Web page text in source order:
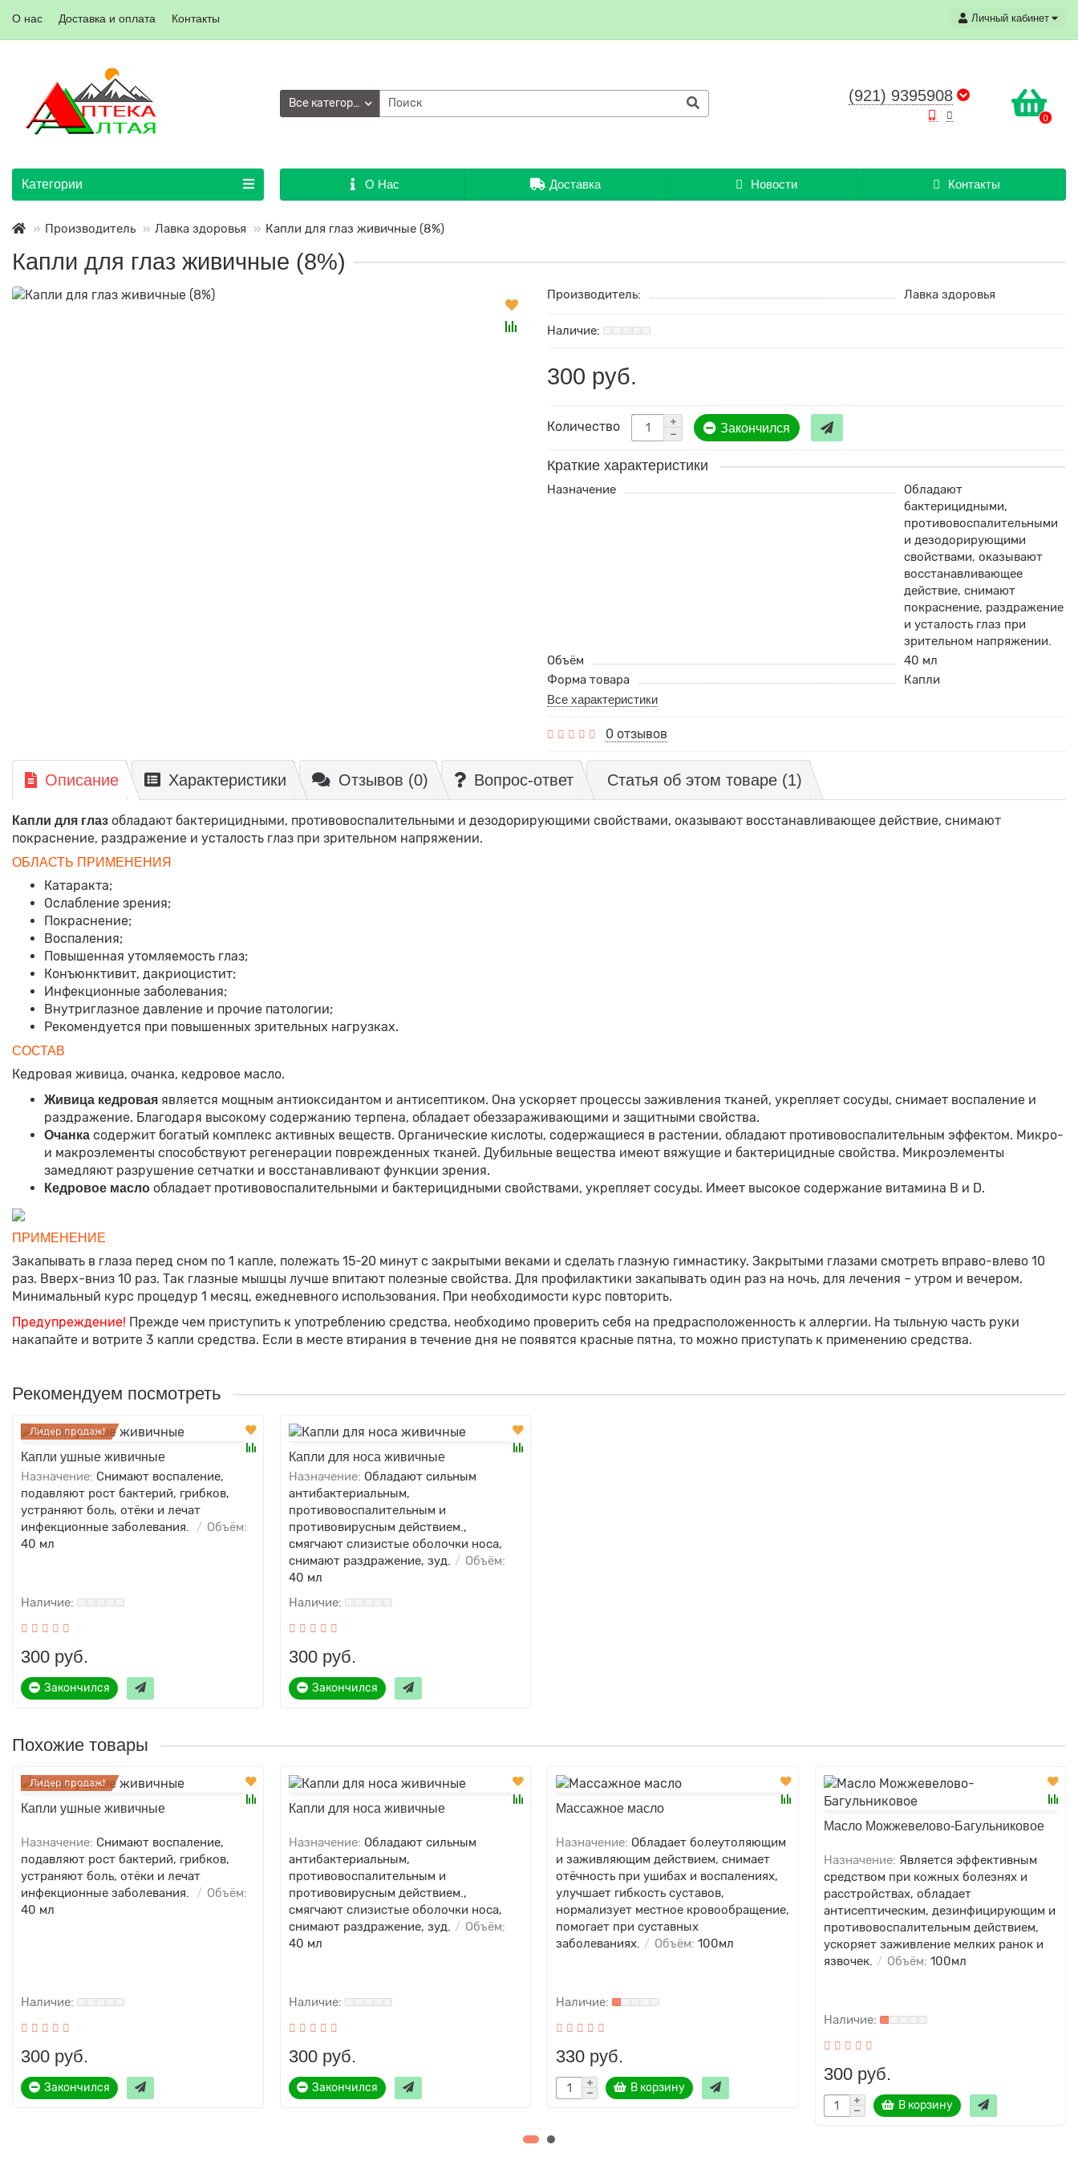
Личный кабинет
О нас Доставка и оплата Контакты
(921) 9395908
0
Все категории
Категории О Нас Доставка Новости Контакты
Производитель Лавка здоровья Капли для глаз живичные (8%)
Капли для глаз живичные (8%)
Производитель: Лавка здоровья
300 руб.
Количество Закончился
Краткие характеристики
Назначение
Обладают
бактерицидными,
противовоспалительными
и дезодорирующими
свойствами, оказывают
восстанавливающее
действие, снимают
покраснение, раздражение
и усталость глаз при
зрительном напряжении.
Объём
40 мл
Форма товара
Капли
Все характеристики
0 отзывов
Описание Характеристики Отзывов (0) Вопрос-ответ Статья об этом товаре (1)
Капли для глаз обладают бактерицидными, противовоспалительными и дезодорирующими свойствами, оказывают восстанавливающее действие, снимают
покраснение, раздражение и усталость глаз при зрительном напряжении.
ОБЛАСТЬ ПРИМЕНЕНИЯ
Катаракта;
Ослабление зрения;
Покраснение;
Воспаления;
Повышенная утомляемость глаз;
Конъюнктивит, дакриоцистит;
Инфекционные заболевания;
Внутриглазное давление и прочие патологии;
Рекомендуется при повышенных зрительных нагрузках.
СОСТАВ
Кедровая живица, очанка, кедровое масло.
Живица кедровая является мощным антиоксидантом и антисептиком. Она ускоряет процессы заживления тканей, укрепляет сосуды, снимает воспаление и
раздражение. Благодаря высокому содержанию терпена, обладает обеззараживающими и защитными свойства.
Очанка содержит богатый комплекс активных веществ. Органические кислоты, содержащиеся в растении, обладают противовоспалительным эффектом. Микро-
и макроэлементы способствуют регенерации поврежденных тканей. Дубильные вещества имеют вяжущие и бактерицидные свойства. Микроэлементы
замедляют разрушение сетчатки и восстанавливают функции зрения.
Кедровое масло обладает противовоспалительными и бактерицидными свойствами, укрепляет сосуды. Имеет высокое содержание витамина В и D.
ПРИМЕНЕНИЕ
Закапывать в глаза перед сном по 1 капле, полежать 15-20 минут с закрытыми веками и сделать глазную гимнастику. Закрытыми глазами смотреть вправо-влево 10
раз. Вверх-вниз 10 раз. Так глазные мышцы лучше впитают полезные свойства. Для профилактики закапывать один раз на ночь, для лечения – утром и вечером.
Минимальный курс процедур 1 месяц, ежедневного использования. При необходимости курс повторить.
Предупреждение! Прежде чем приступить к употреблению средства, необходимо проверить себя на предрасположенность к аллергии. На тыльную часть руки
накапайте и вотрите 3 капли средства. Если в месте втирания в течение дня не появятся красные пятна, то можно приступать к применению средства.
Рекомендуем посмотреть
Лидер продаж!
Капли ушные живичные
Назначение: Снимают воспаление,
подавляют рост бактерий, грибков,
устраняют боль, отёки и лечат
инфекционные заболевания.
Объём:
40 мл
300 руб.
Закончился
Капли для носа живичные
Назначение: Обладают сильным
антибактериальным,
противовоспалительным и
противовирусным действием.,
смягчают слизистые оболочки носа,
снимают раздражение, зуд.
Объём:
40 мл
300 руб.
Закончился
Похожие товары
Лидер продаж!
Капли ушные живичные
Назначение: Снимают воспаление,
подавляют рост бактерий, грибков,
устраняют боль, отёки и лечат
инфекционные заболевания.
Объём:
40 мл
300 руб.
Закончился
Капли для носа живичные
Назначение: Обладают сильным
антибактериальным,
противовоспалительным и
противовирусным действием.,
смягчают слизистые оболочки носа,
снимают раздражение, зуд.
Объём:
40 мл
300 руб.
Закончился
Массажное масло
Назначение: Обладает болеутоляющим
и заживляющим действием, снимает
отёчность при ушибах и воспалениях,
улучшает гибкость суставов,
нормализует местное кровообращение,
помогает при суставных
заболеваниях.
Объём: 100мл
330 руб.
В корзину
Масло Можжевелово-Багульниковое
Назначение: Является эффективным
средством при кожных болезнях и
расстройствах, обладает
антисептическим, дезинфицирующим и
противовоспалительным действием,
ускоряет заживление мелких ранок и
язвочек.
Объём: 100мл
300 руб.
В корзину